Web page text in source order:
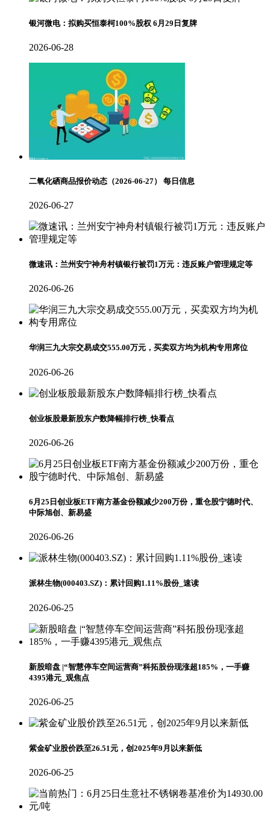
银河微电：拟购买恒泰柯100%股权 6月29日复牌
2026-06-28
二氧化硒商品报价动态（2026-06-27） 每日信息
2026-06-27
微速讯：兰州安宁神舟村镇银行被罚1万元：违反账户管理规定等
2026-06-26
华润三九大宗交易成交555.00万元，买卖双方均为机构专用席位
2026-06-26
创业板股最新股东户数降幅排行榜_快看点
2026-06-26
6月25日创业板ETF南方基金份额减少200万份，重仓股宁德时代、
中际旭创、新易盛
2026-06-26
派林生物(000403.SZ)：累计回购1.11%股份_速读
2026-06-25
新股暗盘 |“智慧停车空间运营商”科拓股份现涨超185%，一手赚
4395港元_观焦点
2026-06-25
紫金矿业股价跌至26.51元，创2025年9月以来新低
2026-06-25